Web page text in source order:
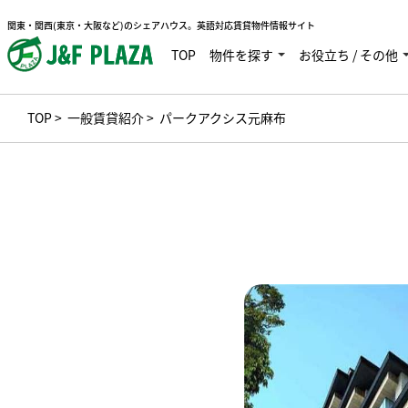
関東・関西(東京・大阪など)のシェアハウス。英語対応賃貸物件情報サイト
TOP 物件を探す お役立ち / その他
TOP> 一般賃貸紹介> パークアクシス元麻布